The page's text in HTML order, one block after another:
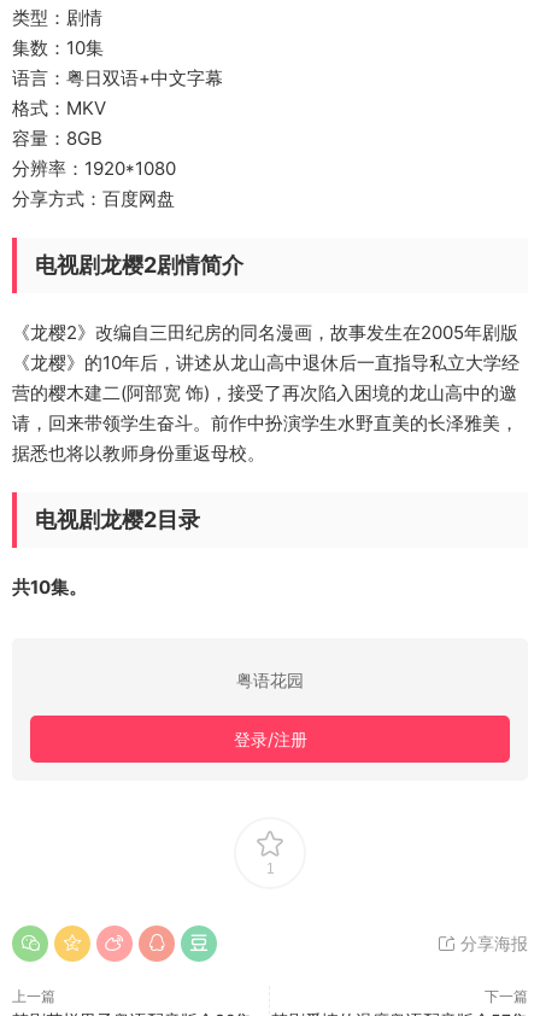
类型：剧情
集数：10集
语言：粤日双语+中文字幕
格式：MKV
容量：8GB
分辨率：1920*1080
分享方式：百度网盘
电视剧龙樱2剧情简介
《龙樱2》改编自三田纪房的同名漫画，故事发生在2005年剧版
《龙樱》的10年后，讲述从龙山高中退休后一直指导私立大学经
营的樱木建二(阿部宽 饰)，接受了再次陷入困境的龙山高中的邀
请，回来带领学生奋斗。前作中扮演学生水野直美的长泽雅美，
据悉也将以教师身份重返母校。
电视剧龙樱2目录
共10集。
粤语花园
登录/注册
1
分享海报
上一篇 下一篇